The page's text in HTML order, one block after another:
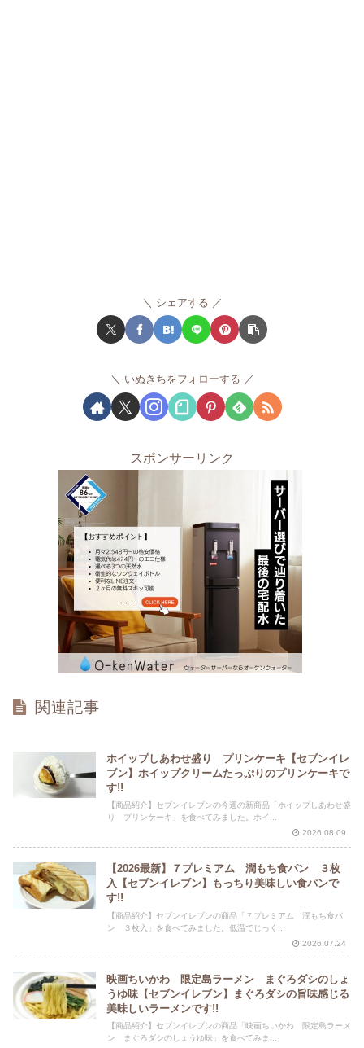
シェアする
いぬきちをフォローする
スポンサーリンク
関連記事
ホイップしあわせ盛り プリンケーキ【セブンイレ
ブン】ホイップクリームたっぷりのプリンケーキで
す!!
【商品紹介】セブンイレブンの今週の新商品「ホイップしあわせ盛
り プリンケーキ」を食べてみました。ホイ...
2026.08.09
【2026最新】７プレミアム 潤もち食パン ３枚
入【セブンイレブン】もっちり美味しい食パンで
す!!
【商品紹介】セブンイレブンの商品「７プレミアム 潤もち食パ
ン ３枚入」を食べてみました。低温でじっく...
2026.07.24
映画ちいかわ 限定島ラーメン まぐろダシのしょ
うゆ味【セブンイレブン】まぐろダシの旨味感じる
美味しいラーメンです!!
【商品紹介】セブンイレブンの商品「映画ちいかわ 限定島ラーメ
ン まぐろダシのしょうゆ味」を食べてみま...